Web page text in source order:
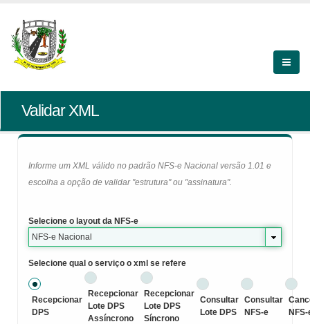
Validar XML
Informe um XML válido no padrão NFS-e Nacional versão 1.01 e
escolha a opção de validar "estrutura" ou "assinatura".
Selecione o layout da NFS-e
NFS-e Nacional
Selecione qual o serviço o xml se refere
Recepcionar
DPS
Recepcionar
Lote DPS
Assíncrono
Recepcionar
Lote DPS
Síncrono
Consultar
Lote DPS
Consultar
NFS-e
NFS-